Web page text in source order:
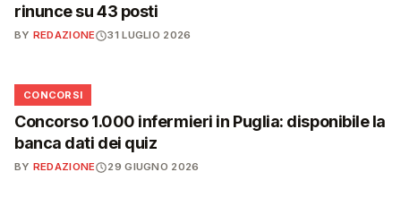
rinunce su 43 posti
BY REDAZIONE 31 LUGLIO 2026
📋
CONCORSI
Concorso 1.000 infermieri in Puglia: disponibile la
banca dati dei quiz
BY REDAZIONE 29 GIUGNO 2026